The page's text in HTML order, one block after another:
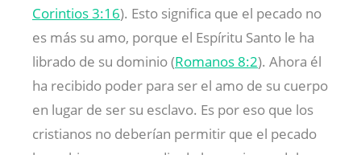
Corintios 3:16). Esto significa que el pecado no
es más su amo, porque el Espíritu Santo le ha
librado de su dominio (Romanos 8:2). Ahora él
ha recibido poder para ser el amo de su cuerpo
en lugar de ser su esclavo. Es por eso que los
cristianos no deberían permitir que el pecado